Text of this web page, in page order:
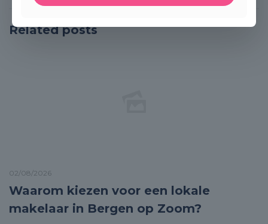
Related posts
02/08/2026
Waarom kiezen voor een lokale
makelaar in Bergen op Zoom?